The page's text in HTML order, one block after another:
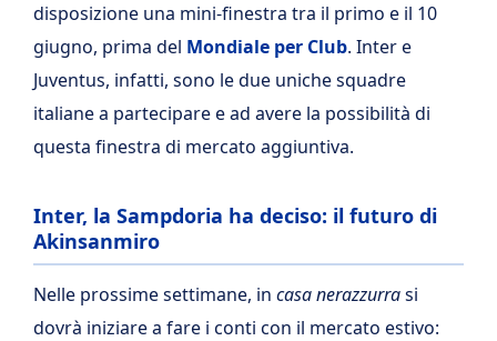
disposizione una mini-finestra tra il primo e il 10
giugno, prima del Mondiale per Club. Inter e
Juventus, infatti, sono le due uniche squadre
italiane a partecipare e ad avere la possibilità di
questa finestra di mercato aggiuntiva.
Inter, la Sampdoria ha deciso: il futuro di
Akinsanmiro
Nelle prossime settimane, in casa nerazzurrasi
dovrà iniziare a fare i conti con il mercato estivo: